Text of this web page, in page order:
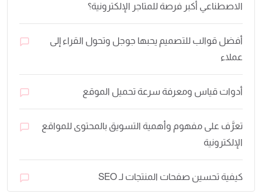
الاصطناعي أكبر فرصة للمتاجر الإلكترونية؟
أفضل قوالب للتصميم يحبها جوجل وتحول القراء إلى
عملاء
أدوات قياس ومعرفة سرعة تحميل الموقع
تعرَّف على مفهوم وأهمية التسويق بالمحتوى للمواقع
الإلكترونية
كيفية تحسين صفحات المنتجات لـ SEO